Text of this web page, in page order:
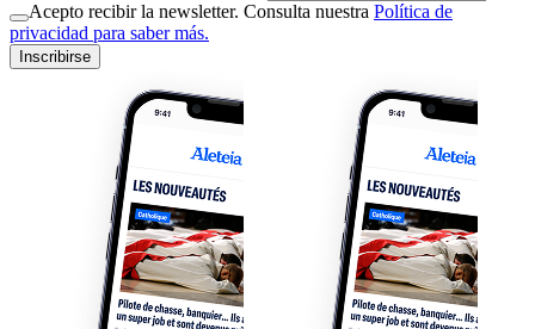
Acepto recibir la newsletter. Consulta nuestra Política de
privacidad para saber más.
Inscribirse